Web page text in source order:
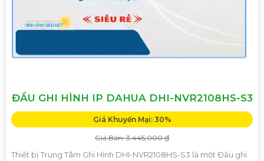
ĐẦU GHI HÌNH IP DAHUA DHI-NVR2108HS-S3
Giá Khuyến Mại: 30%
Giá Bán: 3,445,000 ₫
Thiết bị Trung Tâm Ghi Hình DHI-NVR2108HS-S3 là một Đầu ghi